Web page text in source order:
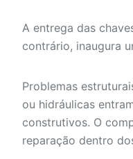
A entrega das
contrário, inaugura
Problemas
ou hidráulicas
construtivos. O
reparação dentro